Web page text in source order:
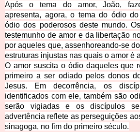
Após o tema do amor, João,
apresenta, agora, o tema do ódio
ódio dos poderosos deste mundo.
testemunho de amor e da libertação
por aqueles que, assenhoreando-se
estruturas injustas nas quais o amor é
O amor suscita o ódio daqueles que
primeiro a ser odiado pelos donos
Jesus. Em decorrência, os
identificados com ele, também são
serão vigiadas e os discípulos
advertência reflete as perseguições
sinagoga, no fim do primeiro século.